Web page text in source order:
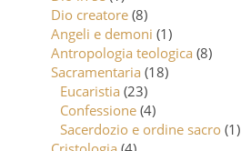
Dio creatore (8)
Angeli e demoni (1)
Antropologia teologica (8)
Sacramentaria (18)
Eucaristia (23)
Confessione (4)
Sacerdozio e ordine sacro (1)